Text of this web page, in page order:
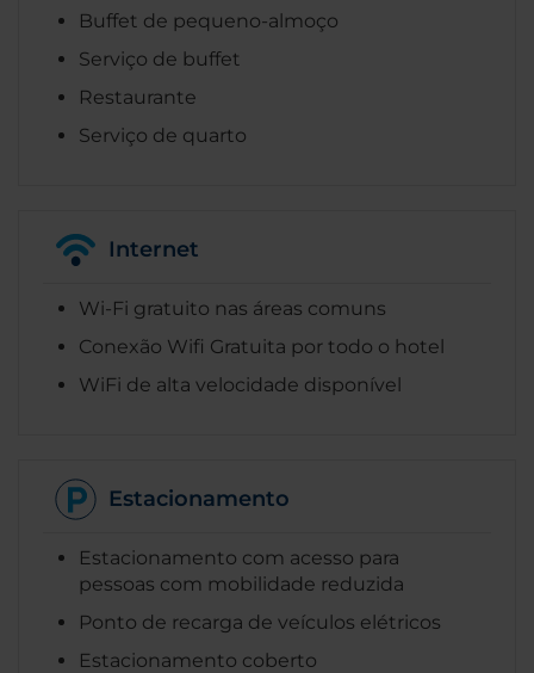
Buffet de pequeno-almoço
Serviço de buffet
Restaurante
Serviço de quarto
Internet
Wi-Fi gratuito nas áreas comuns
Conexão Wifi Gratuita por todo o hotel
WiFi de alta velocidade disponível
Estacionamento
Estacionamento com acesso para
pessoas com mobilidade reduzida
Ponto de recarga de veículos elétricos
Estacionamento coberto